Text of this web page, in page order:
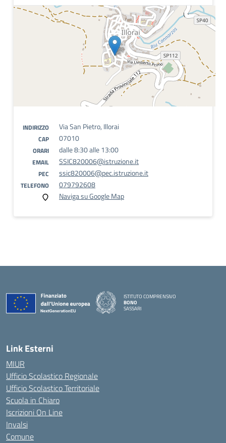
INDIRIZZO Via San Pietro, Illorai
CAP 07010
ORARI dalle 8:30 alle 13:00
EMAIL SSIC820006@istruzione.it
PEC ssic820006@pec.istruzione.it
TELEFONO
079792608
Naviga su Google Map
ISTITUTO COMPRENSIVO
BONO
SASSARI
Link Esterni
MIUR
Ufficio Scolastico Regionale
Ufficio Scolastico Territoriale
Scuola in Chiaro
Iscrizioni On Line
Invalsi
Comune